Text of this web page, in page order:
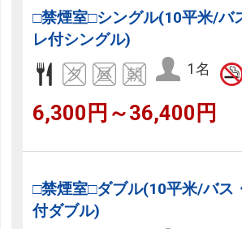
□禁煙室□シングル(10平米/バ
レ付シングル)
1名
6,300円～36,400円
□禁煙室□ダブル(10平米/バス
付ダブル)